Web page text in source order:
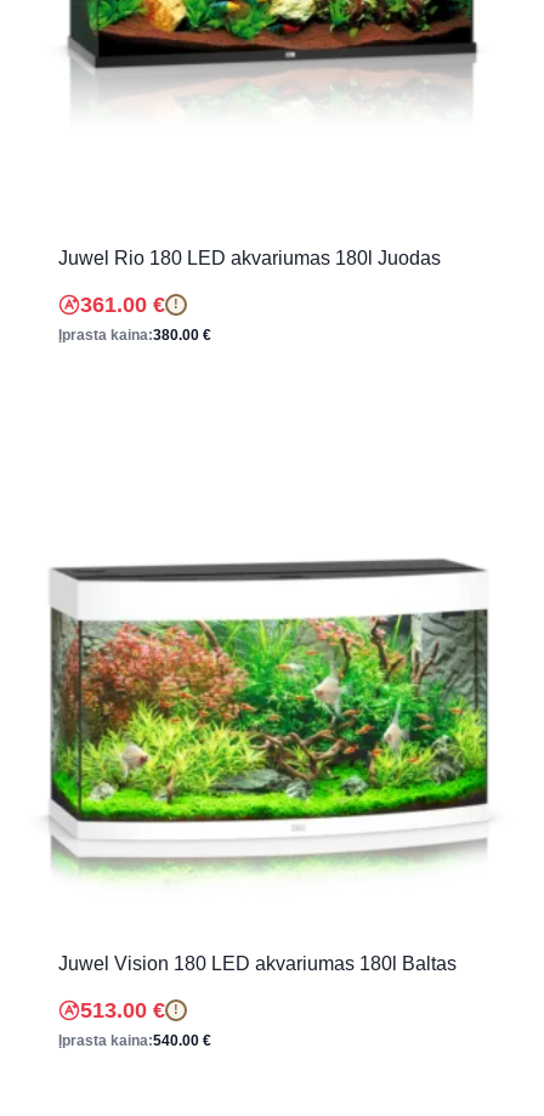
Juwel Rio 180 LED akvariumas 180l Juodas
361.00 € !
Įprasta kaina:380.00 €
Juwel Vision 180 LED akvariumas 180l Baltas
513.00 € !
Įprasta kaina:540.00 €